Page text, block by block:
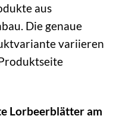
aus
Die genaue
variieren
Lorbeerblätter am